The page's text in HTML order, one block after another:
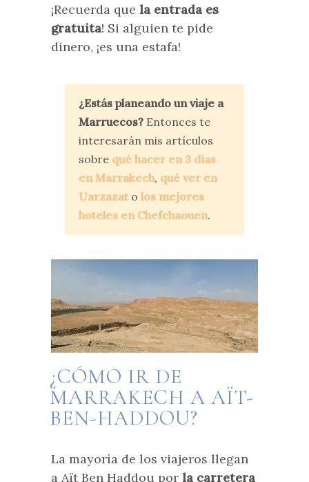
¡Recuerda que la entrada es
gratuita! Si alguien te pide
dinero, ¡es una estafa!
¿Estás planeando un viaje a
Marruecos? Entonces te
interesarán mis artículos
sobre qué hacer en 3 días
en Marrakech, qué ver en
Uarzazato los mejores
hoteles en Chefchaouen.
¿CÓMO IR DE
MARRAKECH A AÏT-
BEN-HADDOU?
La mayoría de los viajeros llegan
a Aït Ben Haddou por la carretera